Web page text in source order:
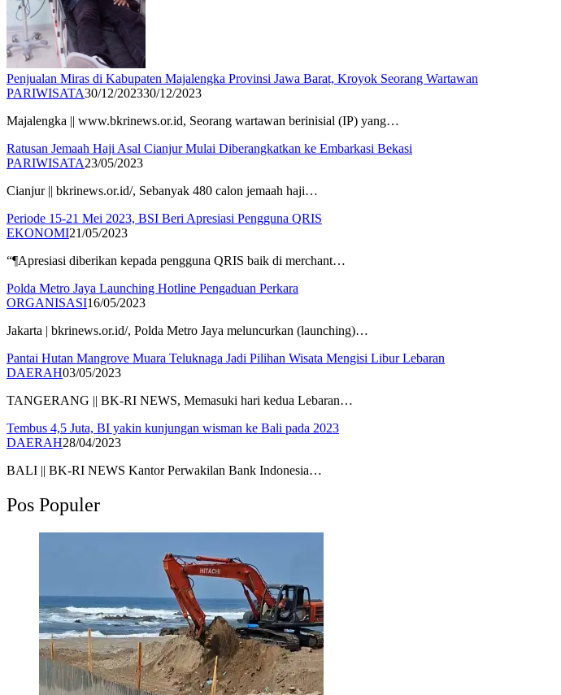
Penjualan Miras di Kabupaten Majalengka Provinsi Jawa Barat, Kroyok Seorang Wartawan
PARIWISATA30/12/202330/12/2023
Majalengka || www.bkrinews.or.id, Seorang wartawan berinisial (IP) yang…
Ratusan Jemaah Haji Asal Cianjur Mulai Diberangkatkan ke Embarkasi Bekasi
PARIWISATA23/05/2023
Cianjur || bkrinews.or.id/, Sebanyak 480 calon jemaah haji…
Periode 15-21 Mei 2023, BSI Beri Apresiasi Pengguna QRIS
EKONOMI21/05/2023
“¶Apresiasi diberikan kepada pengguna QRIS baik di merchant…
Polda Metro Jaya Launching Hotline Pengaduan Perkara
ORGANISASI16/05/2023
Jakarta | bkrinews.or.id/, Polda Metro Jaya meluncurkan (launching)…
Pantai Hutan Mangrove Muara Teluknaga Jadi Pilihan Wisata Mengisi Libur Lebaran
DAERAH03/05/2023
TANGERANG || BK-RI NEWS, Memasuki hari kedua Lebaran…
Tembus 4,5 Juta, BI yakin kunjungan wisman ke Bali pada 2023
DAERAH28/04/2023
BALI || BK-RI NEWS Kantor Perwakilan Bank Indonesia…
Pos Populer